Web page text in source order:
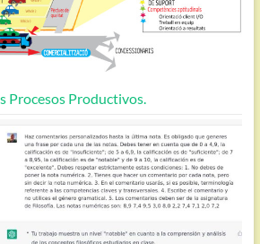
Procesos Productivos.